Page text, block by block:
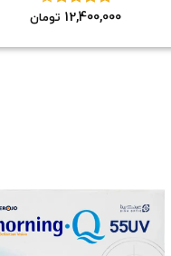
نمره
5
12,400,000 تومان